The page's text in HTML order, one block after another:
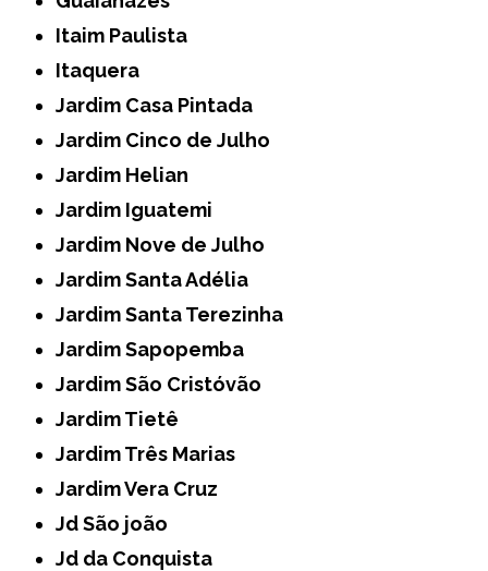
Itaim Paulista
Itaquera
Jardim Casa Pintada
Jardim Cinco de Julho
Jardim Helian
Jardim Iguatemi
Jardim Nove de Julho
Jardim Santa Adélia
Jardim Santa Terezinha
Jardim Sapopemba
Jardim São Cristóvão
Jardim Tietê
Jardim Três Marias
Jardim Vera Cruz
Jd São joão
Jd da Conquista